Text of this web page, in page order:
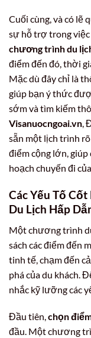
Cuối cùng, và có lẽ
sự hỗ trợ trong việc
chương trình du
điểm đến đó, thời
Mặc dù đây chỉ là
giúp bạn ý thức
sớm và tìm kiếm
Visanuocngoai.vn,
sẵn một lịch trình
điểm cộng lớn,
hoạch chuyến đi
Các Yếu Tố
Du Lịch Hấp
Một chương trình
sách các điểm đến
tinh tế, chạm đến
phá của du khách.
nhắc kỹ lưỡng các
Đầu tiên,chọn
đầu. Một chương